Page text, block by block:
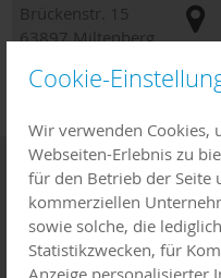
Cookie-
Wir verwenden Cookies,
Webseiten-Erlebnis zu
für den Betrieb der Seite
kommerziellen
sowie solche, die
Statistikzwecken, für
Anzeige personalisierter
Brückenstr. 15
63897 Miltenberg
09371 66544
Coronavirus
Wenn Sie die Sorge
zu haben, wenden Sie sich
wählen Sie die Nummer